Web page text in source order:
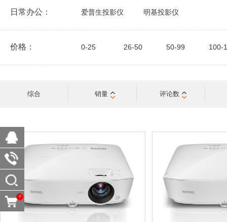
日常办公： 爱普生投影仪 明基投影仪
价格： 0-25 26-50 50-99 100-
综合 销量 评论数
0